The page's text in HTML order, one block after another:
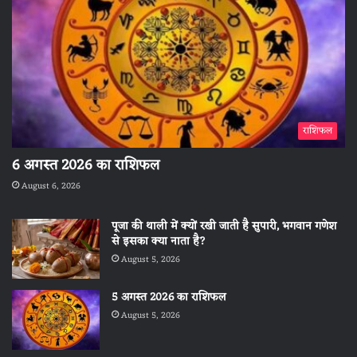
राशिफल
6 अगस्त 2026 का राशिफल
August 6, 2026
पूजा की थाली में क्यों रखी जाती है सुपारी, भगवान गणेश
से इसका क्या नाता है?
August 5, 2026
5 अगस्त 2026 का राशिफल
August 5, 2026